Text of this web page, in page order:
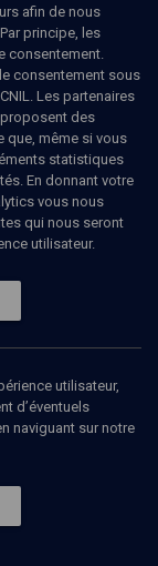
afin de nous
principe, les
consentement.
consentement sous
Les partenaires
des
que, même si vous
statistiques
En donnant votre
vous nous
qui nous seront
utilisateur.
utilisateur,
d’éventuels
naviguant sur notre